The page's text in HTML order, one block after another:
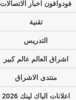
فودوافون اخبار الاتصالات
تقنية
التدريس
اشراق العالم عالم كبير
منتدى الاشراق
اعلانات الباك لينك 2026